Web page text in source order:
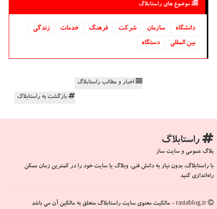
موضوع های راستابلاگ
دانشگاه‌ سازمان شركت فرهنگ خدمات
زندگی
بین المللی
دستگاه
اخبار و مطالب راستابلاگ
بازگشت به راستابلاگ
راستابلاگ
بلاگ عمومی و سایت ساز
با راستابلاگ، بدون نیاز به دانش فنی، وبلاگ یا سایت خود را در کمترین زمان ممکن
راه‌اندازی کنید